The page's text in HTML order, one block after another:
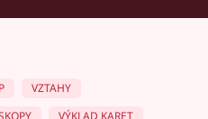
VZTAHY
VÝKLAD KARET